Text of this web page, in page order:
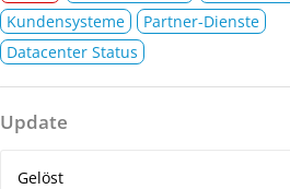
Kundensysteme
Partner-Dienste
Datacenter Status
Update
Gelöst